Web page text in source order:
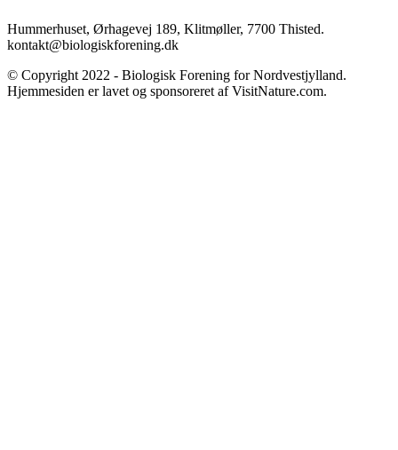
Hummerhuset, Ørhagevej 189, Klitmøller, 7700 Thisted.
kontakt@biologiskforening.dk
© Copyright 2022 - Biologisk Forening for Nordvestjylland.
Hjemmesiden er lavet og sponsoreret af VisitNature.com.